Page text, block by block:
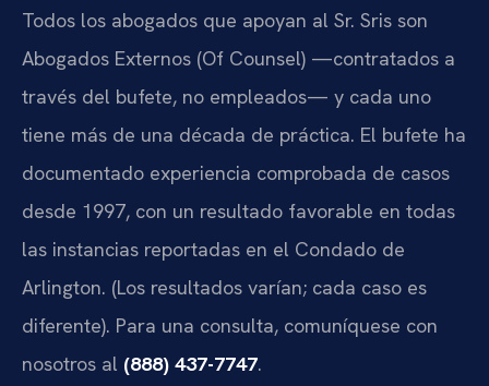
Todos los abogados que apoyan al Sr. Sris son
Abogados Externos (Of Counsel) —contratados a
través del bufete, no empleados— y cada uno
tiene más de una década de práctica. El bufete ha
documentado experiencia comprobada de casos
desde 1997, con un resultado favorable en todas
las instancias reportadas en el Condado de
Arlington. (Los resultados varían; cada caso es
diferente). Para una consulta, comuníquese con
nosotros al (888) 437-7747.